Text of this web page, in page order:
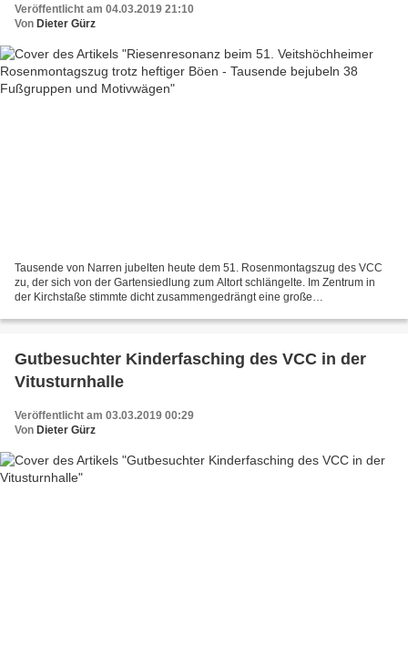
Veröffentlicht am 04.03.2019 21:10
Von Dieter Gürz
Tausende von Narren jubelten heute dem 51. Rosenmontagszug des VCC
zu, der sich von der Gartensiedlung zum Altort schlängelte. Im Zentrum in
der Kirchstaße stimmte dicht zusammengedrängt eine große
Gutbesuchter Kinderfasching des VCC in der
Vitusturnhalle
Veröffentlicht am 03.03.2019 00:29
Von Dieter Gürz